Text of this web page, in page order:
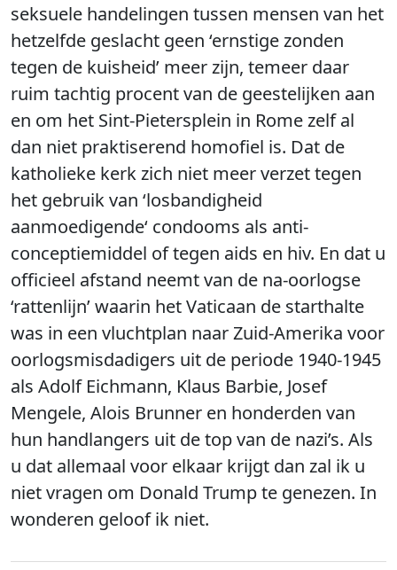
seksuele handelingen tussen mensen van het
hetzelfde geslacht geen ‘ernstige zonden
tegen de kuisheid’ meer zijn, temeer daar
ruim tachtig procent van de geestelijken aan
en om het Sint-Pietersplein in Rome zelf al
dan niet praktiserend homofiel is. Dat de
katholieke kerk zich niet meer verzet tegen
het gebruik van ‘losbandigheid
aanmoedigende‘ condooms als anti-
conceptiemiddel of tegen aids en hiv. En dat u
officieel afstand neemt van de na-oorlogse
‘rattenlijn’ waarin het Vaticaan de starthalte
was in een vluchtplan naar Zuid-Amerika voor
oorlogsmisdadigers uit de periode 1940-1945
als Adolf Eichmann, Klaus Barbie, Josef
Mengele, Alois Brunner en honderden van
hun handlangers uit de top van de nazi’s. Als
u dat allemaal voor elkaar krijgt dan zal ik u
niet vragen om Donald Trump te genezen. In
wonderen geloof ik niet.